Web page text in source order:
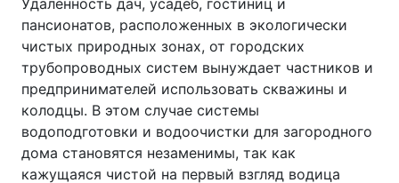
Удаленность дач, усадеб, гостиниц и
пансионатов, расположенных в экологически
чистых природных зонах, от городских
трубопроводных систем вынуждает частников и
предпринимателей использовать скважины и
колодцы. В этом случае системы
водоподготовки и водоочистки для загородного
дома становятся незаменимы, так как
кажущаяся чистой на первый взгляд водица